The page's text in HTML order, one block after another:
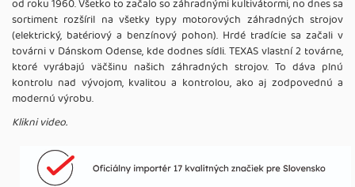
od roku 1960. Všetko to začalo so záhradnými kultivátormi, no dnes sa
sortiment rozšíril na všetky typy motorových záhradných strojov
(elektrický, batériový a benzínový pohon). Hrdé tradície sa začali v
továrni v Dánskom Odense, kde dodnes sídli. TEXAS vlastní 2 továrne,
ktoré vyrábajú väčšinu našich záhradných strojov. To dáva plnú
kontrolu nad vývojom, kvalitou a kontrolou, ako aj zodpovednú a
modernú výrobu.
Klikni video.